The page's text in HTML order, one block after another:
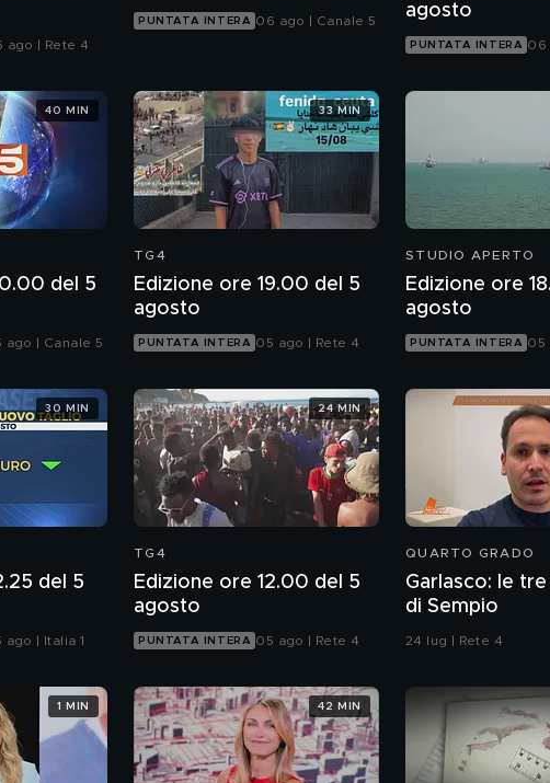
ago | Rete 4
PUNTATA INTERA 06 ago | Canale 5
agosto
PUNTATA INTERA 06
del 5
ago | Canale 5
40 MIN
TG4
Edizione ore 19.00 del 5
agosto
PUNTATA INTERA 05 ago | Rete 4
33 MIN
STUDIO APERTO
Edizione ore
agosto
PUNTATA INTERA 05
del 5
ago | Italia 1
30 MIN
TG4
Edizione ore 12.00 del 5
agosto
PUNTATA INTERA 05 ago | Rete 4
24 MIN
QUARTO GRADO
Garlasco: le
di Sempio
24 lug | Rete 4
1 MIN 42 MIN